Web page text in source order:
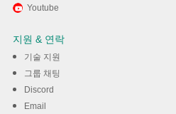
Youtube
지원 & 연락
기술 지원
그룹 채팅
Discord
Email